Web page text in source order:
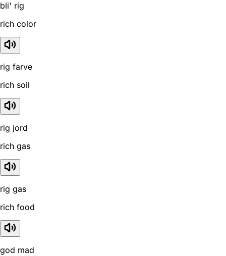
bli' rig
rich color
rig farve
rich soil
rig jord
rich gas
rig gas
rich food
god mad